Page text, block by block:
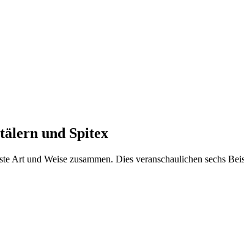
und Spitex
Art und Weise zusammen. Dies veranschaulichen sechs